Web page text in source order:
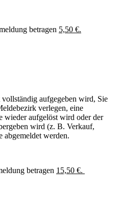
betragen 5,50 €.
aufgegeben wird, Sie
verlegen, eine
wieder aufgelöst wird oder der
wird (z. B. Verkauf,
abgemeldet werden.
betragen 15,50 €.